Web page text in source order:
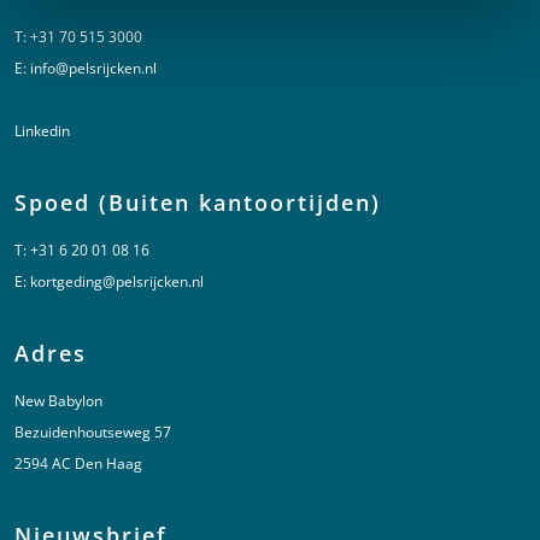
T:+31 70 515 3000
E: info@pelsrijcken.nl
Linkedin
Spoed (Buiten kantoortijden)
T:+31 6 20 01 08 16
E: kortgeding@pelsrijcken.nl
Adres
New Babylon
Bezuidenhoutseweg 57
2594 AC Den Haag